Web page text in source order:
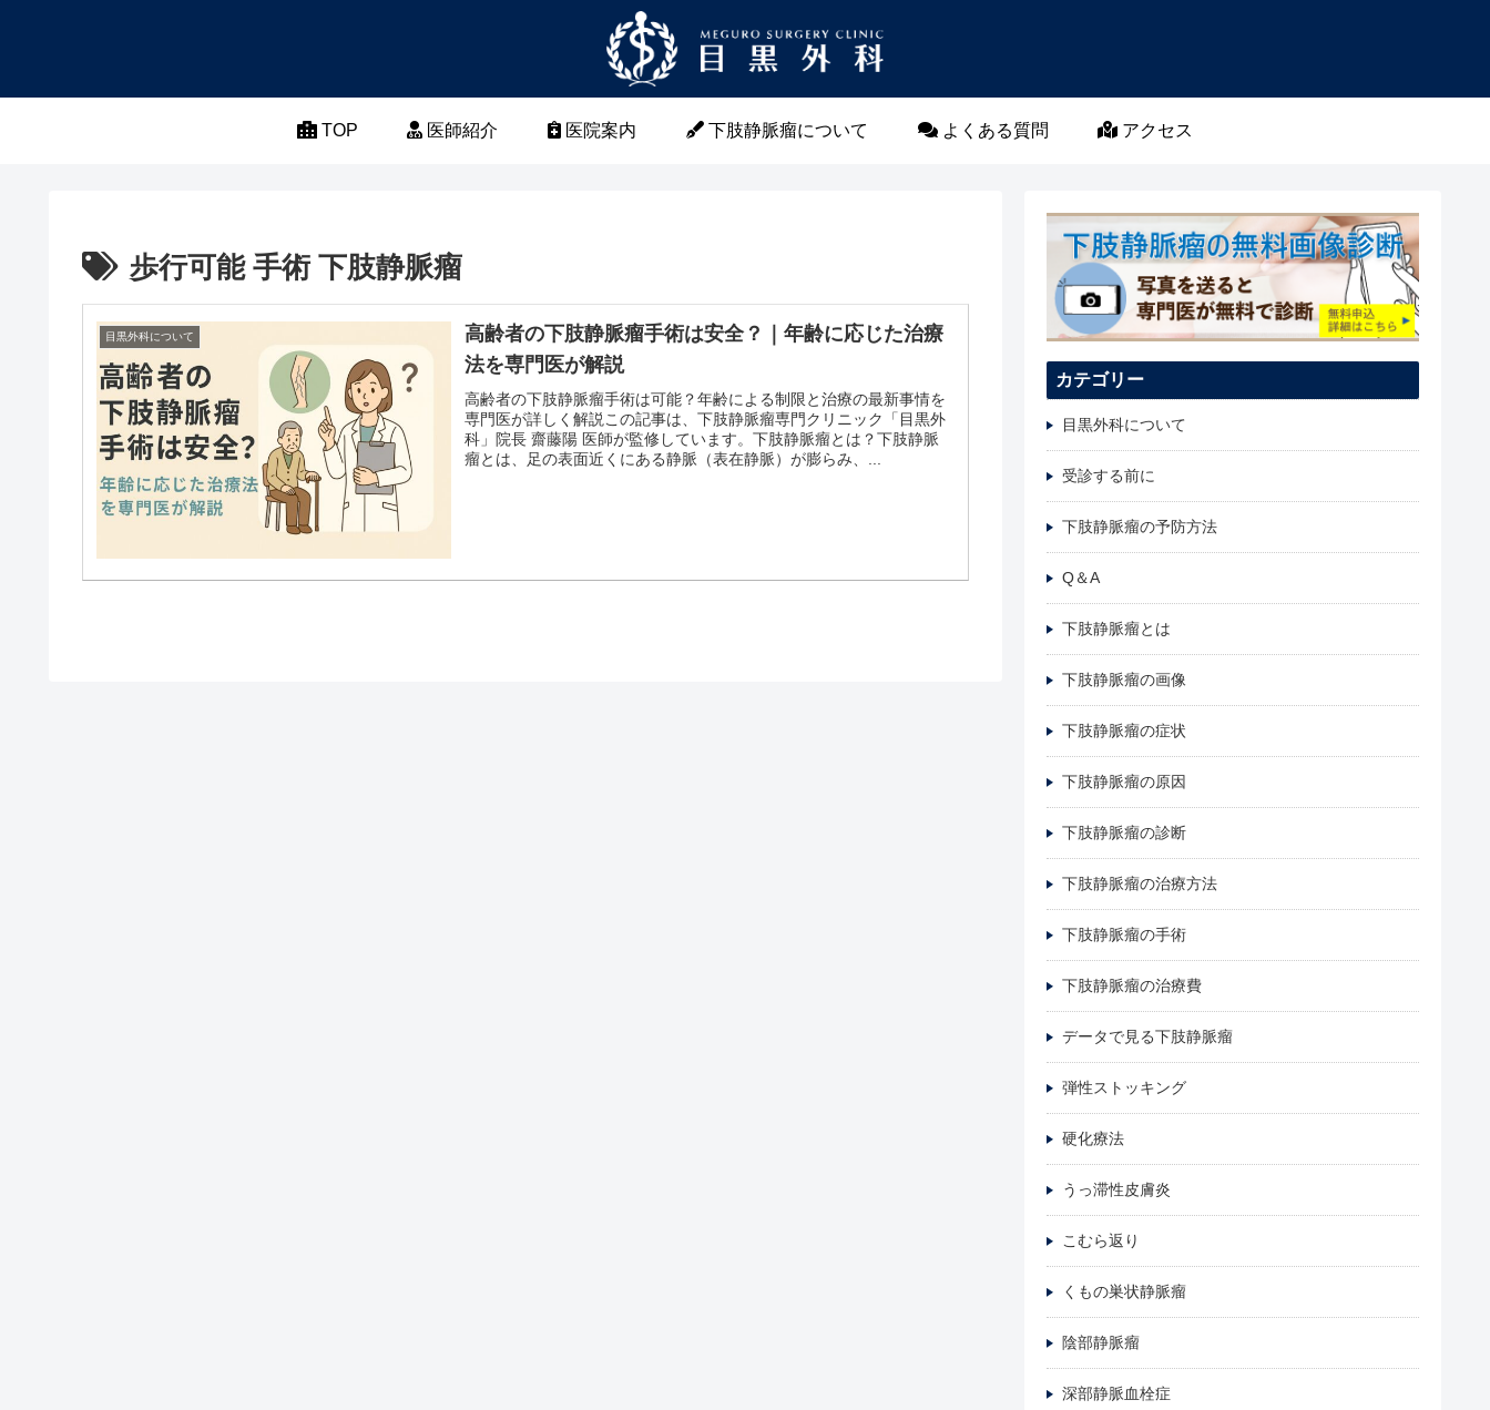
TOP 医師紹介 医院案内 下肢静脈瘤について よくある質問 アクセス
歩行可能 手術 下肢静脈瘤
目黒外科について
高齢者の下肢静脈瘤手術は安全？｜年齢に応じた治療
法を専門医が解説
高齢者の下肢静脈瘤手術は可能？年齢による制限と治療の最新事情を
専門医が詳しく解説この記事は、下肢静脈瘤専門クリニック「目黒外
科」院長 齋藤陽 医師が監修しています。下肢静脈瘤とは？下肢静脈
瘤とは、足の表面近くにある静脈（表在静脈）が膨らみ、...
カテゴリー
目黒外科について
受診する前に
下肢静脈瘤の予防方法
Q＆A
下肢静脈瘤とは
下肢静脈瘤の画像
下肢静脈瘤の症状
下肢静脈瘤の原因
下肢静脈瘤の診断
下肢静脈瘤の治療方法
下肢静脈瘤の手術
下肢静脈瘤の治療費
データで見る下肢静脈瘤
弾性ストッキング
硬化療法
うっ滞性皮膚炎
こむら返り
くもの巣状静脈瘤
陰部静脈瘤
深部静脈血栓症